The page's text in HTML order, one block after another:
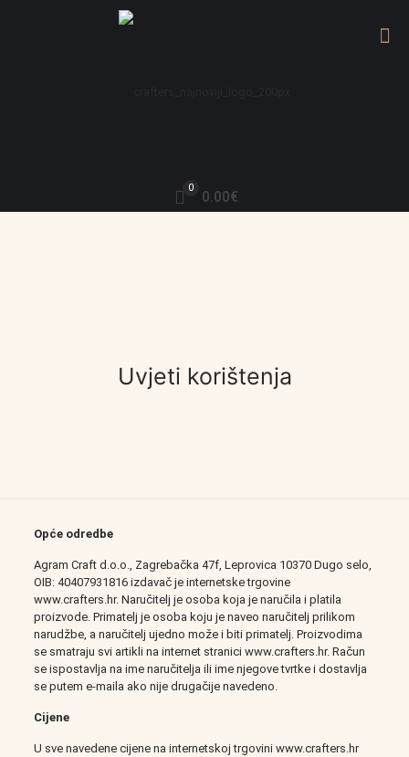
0
0.00€
Uvjeti korištenja
Opće odredbe
Agram Craft d.o.o., Zagrebačka 47f, Leprovica 10370 Dugo selo,
OIB: 40407931816 izdavač je internetske trgovine
www.crafters.hr. Naručitelj je osoba koja je naručila i platila
proizvode. Primatelj je osoba koju je naveo naručitelj prilikom
narudžbe, a naručitelj ujedno može i biti primatelj. Proizvodima
se smatraju svi artikli na internet stranici www.crafters.hr. Račun
se ispostavlja na ime naručitelja ili ime njegove tvrtke i dostavlja
se putem e-maila ako nije drugačije navedeno.
Cijene
U sve navedene cijene na internetskoj trgovini www.crafters.hr